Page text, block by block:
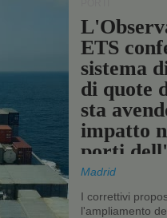
ETS
sistema
di quote
sta
impatto
porti
Madrid
I correttivi
l'ampliamento